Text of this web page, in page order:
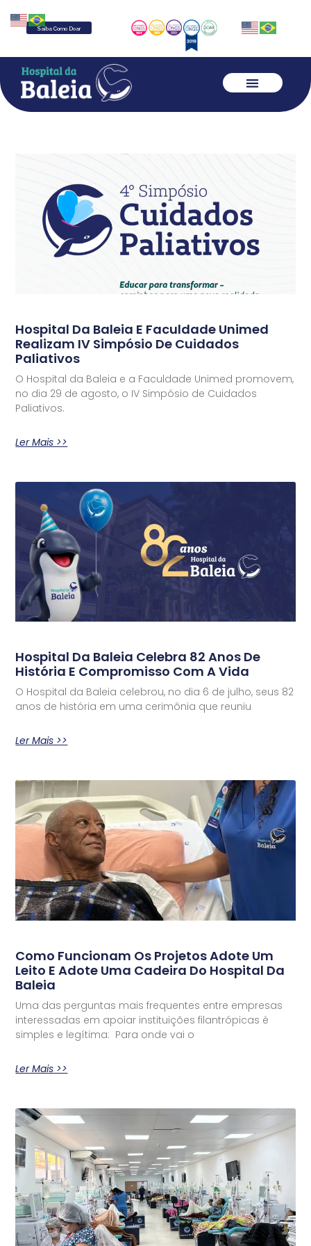
Saiba Como Doar
Hospital Da Baleia E Faculdade Unimed
Realizam IV Simpósio De Cuidados
Paliativos
O Hospital da Baleia e a Faculdade Unimed promovem,
no dia 29 de agosto, o IV Simpósio de Cuidados
Paliativos.
Ler Mais >>
Hospital Da Baleia Celebra 82 Anos De
História E Compromisso Com A Vida
O Hospital da Baleia celebrou, no dia 6 de julho, seus 82
anos de história em uma cerimônia que reuniu
Ler Mais >>
Como Funcionam Os Projetos Adote Um
Leito E Adote Uma Cadeira Do Hospital Da
Baleia
Uma das perguntas mais frequentes entre empresas
interessadas em apoiar instituições filantrópicas é
simples e legítima: Para onde vai o
Ler Mais >>